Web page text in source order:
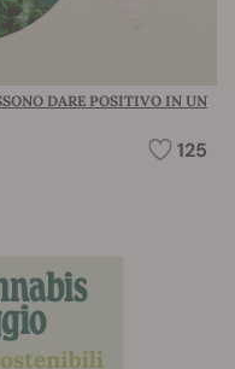
DARE POSITIVO IN UN
125